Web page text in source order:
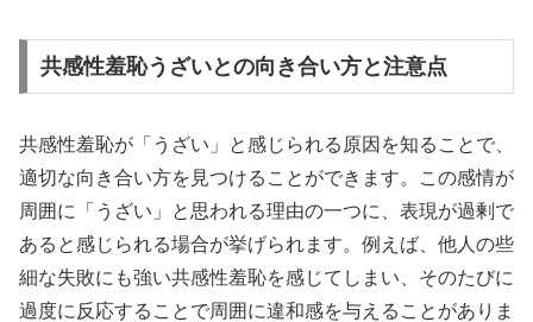
共感性羞恥うざいとの向き合い方と注意点
共感性羞恥が「うざい」と感じられる原因を知ることで、
適切な向き合い方を見つけることができます。この感情が
周囲に「うざい」と思われる理由の一つに、表現が過剰で
あると感じられる場合が挙げられます。例えば、他人の些
細な失敗にも強い共感性羞恥を感じてしまい、そのたびに
過度に反応することで周囲に違和感を与えることがありま